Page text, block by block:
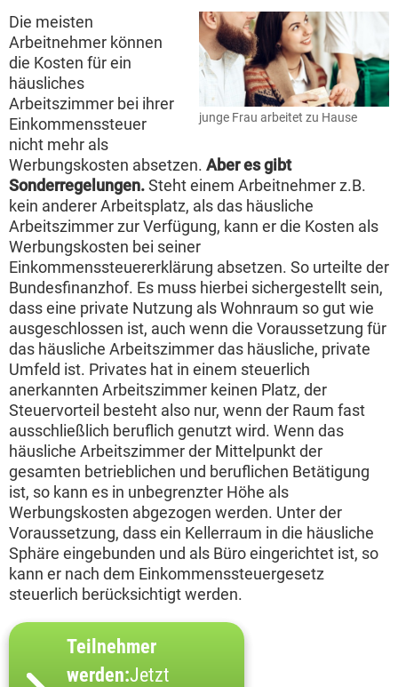
junge Frau arbeitet zu Hause
Die meisten
Arbeitnehmer können
die Kosten für ein
häusliches
Arbeitszimmer bei ihrer
Einkommenssteuer
nicht mehr als
Werbungskosten absetzen. Aber es gibt
Sonderregelungen.Steht einem Arbeitnehmer z.B.
kein anderer Arbeitsplatz, als das häusliche
Arbeitszimmer zur Verfügung, kann er die Kosten als
Werbungskosten bei seiner
Einkommenssteuererklärung absetzen. So urteilte der
Bundesfinanzhof. Es muss hierbei sichergestellt sein,
dass eine private Nutzung als Wohnraum so gut wie
ausgeschlossen ist, auch wenn die Voraussetzung für
das häusliche Arbeitszimmer das häusliche, private
Umfeld ist. Privates hat in einem steuerlich
anerkannten Arbeitszimmer keinen Platz, der
Steuervorteil besteht also nur, wenn der Raum fast
ausschließlich beruflich genutzt wird. Wenn das
häusliche Arbeitszimmer der Mittelpunkt der
gesamten betrieblichen und beruflichen Betätigung
ist, so kann es in unbegrenzter Höhe als
Werbungskosten abgezogen werden. Unter der
Voraussetzung, dass ein Kellerraum in die häusliche
Sphäre eingebunden und als Büro eingerichtet ist, so
kann er nach dem Einkommenssteuergesetz
steuerlich berücksichtigt werden.
Teilnehmer
werden:Jetzt